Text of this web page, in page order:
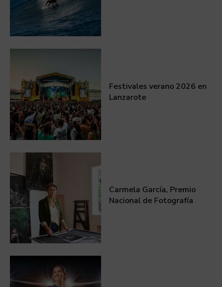
Festivales verano 2026 en
Lanzarote
Carmela García, Premio
Nacional de Fotografía